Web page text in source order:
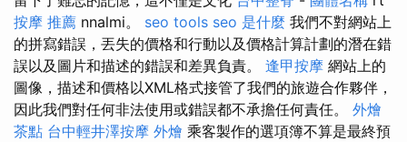
按摩 推薦 nnalmi。 seo tools seo 是什麼 我們不對網站上
的拼寫錯誤，丟失的價格和行動以及價格計算計劃的潛在錯
誤以及圖片和描述的錯誤和差異負責。 逢甲按摩 網站上的
圖像，描述和價格以XML格式接管了我們的旅遊合作夥伴，
因此我們對任何非法使用或錯誤都不承擔任何責任。 外燴
茶點 台中輕井澤按摩 外燴 乘客製作的選項簿不算是最終預